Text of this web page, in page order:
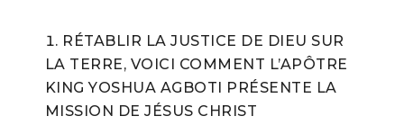
RÉTABLIR LA JUSTICE DE DIEU SUR
LA TERRE, VOICI COMMENT L’APÔTRE
KING YOSHUA AGBOTI PRÉSENTE LA
MISSION DE JÉSUS CHRIST